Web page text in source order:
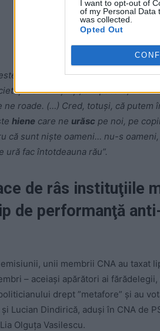
I want to opt-out of
of my Personal Data
was collected.
Opted Out
(USR-iștii – n. red.)ne vor
româneşti şi, din păcate, noi
ne roade. (…) Cred, totuși, că putem
hiene care ne urăsc pe noi, pe
că sunt nişte oameni… nu-s
ură fac întotdeauna rău”.
de râs instituţiile
de performanţă
unii membrii CNA au taxat
– aceiași apărători ai
drept ”metafore” și au
Lucian Dindirică, aduși în CNA de
Olguța Vasilescu.